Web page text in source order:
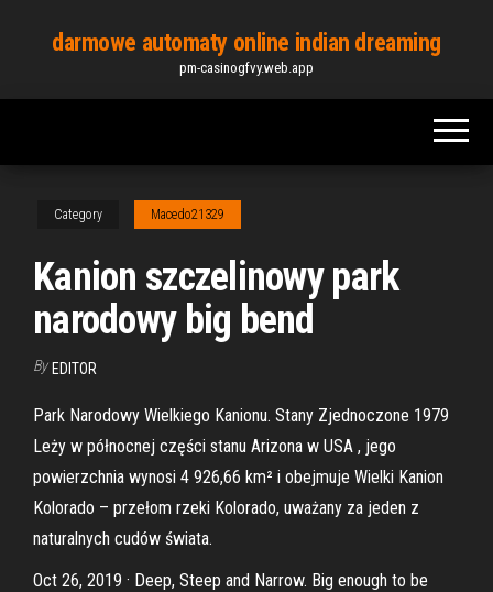
content
darmowe automaty online indian dreaming
pm-casinogfvy.web.app
Category Macedo21329
Kanion szczelinowy park
narodowy big bend
By EDITOR
Park Narodowy Wielkiego Kanionu. Stany Zjednoczone 1979
Leży w północnej części stanu Arizona w USA , jego
powierzchnia wynosi 4 926,66 km² i obejmuje Wielki Kanion
Kolorado – przełom rzeki Kolorado, uważany za jeden z
naturalnych cudów świata.
Oct 26, 2019 · Deep, Steep and Narrow. Big enough to be